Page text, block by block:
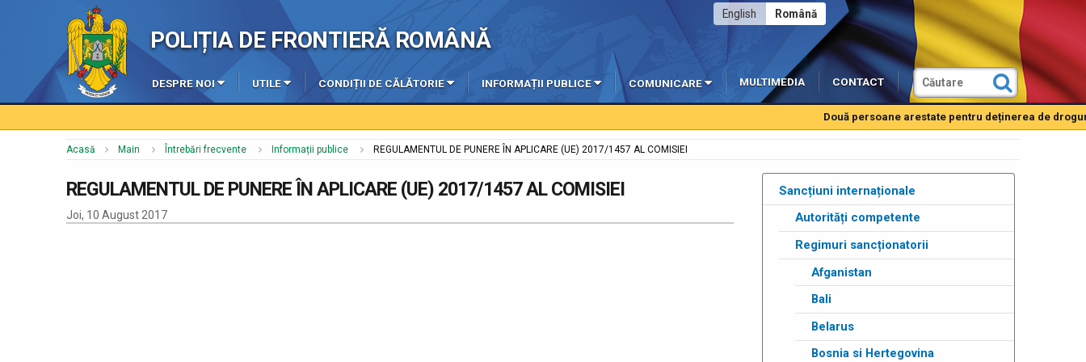
POLIȚIA DE FRONTIERĂ ROMÂNĂ
Română
English
DESPRE NOI UTILE CONDIȚII DE CĂLĂTORIE INFORMAȚII PUBLICE COMUNICARE MULTIMEDIA CONTACT
Două persoane arestate pentru deținerea de droguri de
Acasă Main Întrebări frecvente Informații publice REGULAMENTUL DE PUNERE ÎN APLICARE (UE) 2017/1457 AL COMISIEI
REGULAMENTUL DE PUNERE ÎN APLICARE (UE) 2017/1457 AL COMISIEI
Joi, 10 August 2017
Sancțiuni internaționale
Autorități competente
Regimuri sancționatorii
Afganistan
Bali
Belarus
Bosnia si Hertegovina